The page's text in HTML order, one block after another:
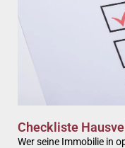
Checkliste
Wer seine Immobilie in